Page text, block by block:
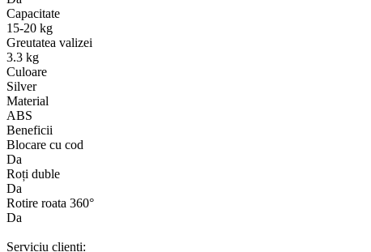
Capacitate
15-20 kg
Greutatea valizei
3.3 kg
Culoare
Silver
Material
ABS
Beneficii
Blocare cu cod
Da
Roți duble
Da
Rotire roata 360°
Da
Serviciu clienți: